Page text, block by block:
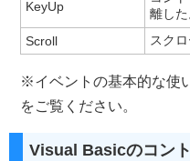
KeyUp
離した
Scroll
スク
※イベントの基本的な使
をご覧ください。
Visual Basicのコン